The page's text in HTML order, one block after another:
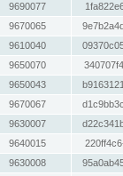
9690077
9670065
9610040
9650070
9650043
9670067
9630007
9640015
9630008